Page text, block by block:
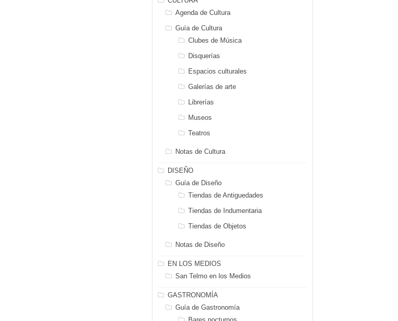
Agenda de Cultura
Guía de Cultura
Clubes de Música
Disquerías
Espacios culturales
Galerías de arte
Librerías
Museos
Teatros
Notas de Cultura
DISEÑO
Guía de Diseño
Tiendas de Antiguedades
Tiendas de Indumentaria
Tiendas de Objetos
Notas de Diseño
EN LOS MEDIOS
San Telmo en los Medios
GASTRONOMÍA
Guía de Gastronomía